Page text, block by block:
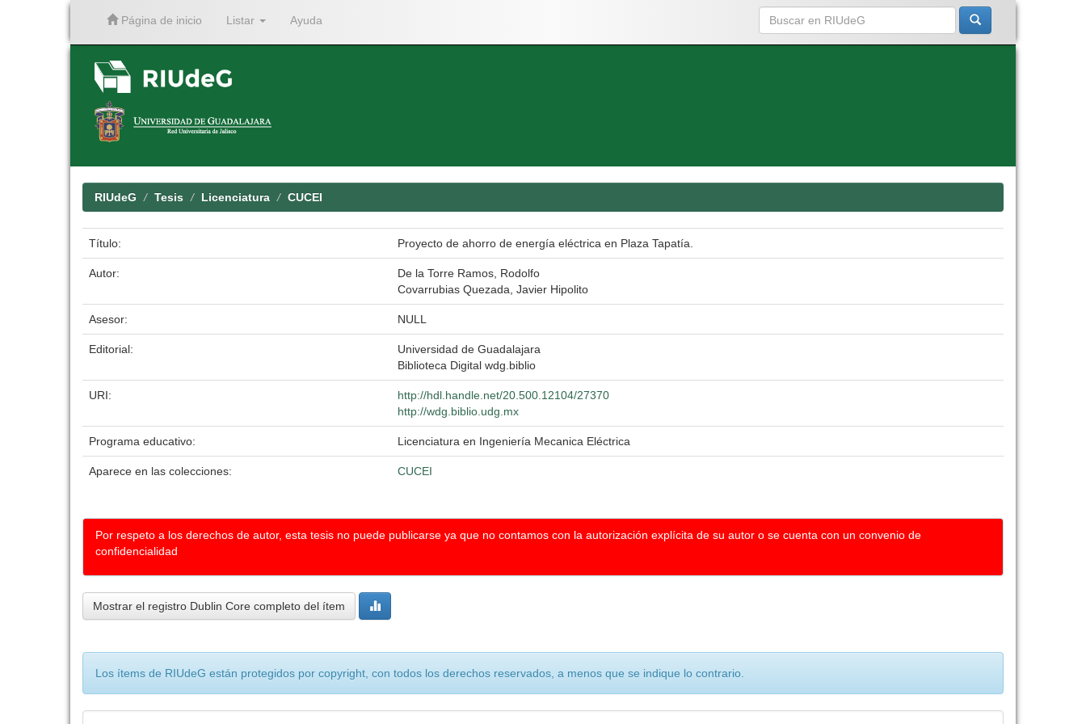
Página de inicio Listar Ayuda
RIUdeG Tesis Licenciatura CUCEI
Título: Proyecto de ahorro de energía eléctrica en Plaza Tapatía.
Autor:
De la Torre Ramos, Rodolfo
Covarrubias Quezada, Javier Hipolito
Asesor: NULL
Editorial:
Universidad de Guadalajara
Biblioteca Digital wdg.biblio
URI:
http://hdl.handle.net/20.500.12104/27370
http://wdg.biblio.udg.mx
Programa educativo: Licenciatura en Ingeniería Mecanica Eléctrica
Aparece en las colecciones: CUCEI
Por respeto a los derechos de autor, esta tesis no puede publicarse ya que no contamos con la autorización explícita de su autor o se cuenta con un convenio de
confidencialidad
Mostrar el registro Dublin Core completo del ítem
Los ítems de RIUdeG están protegidos por copyright, con todos los derechos reservados, a menos que se indique lo contrario.